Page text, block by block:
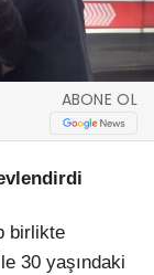
ABONE OL
birlikte
30 yaşındaki